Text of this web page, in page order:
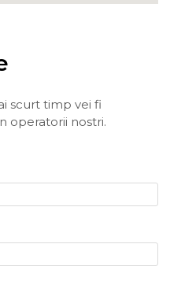
scurt timp vei fi
operatorii nostri.